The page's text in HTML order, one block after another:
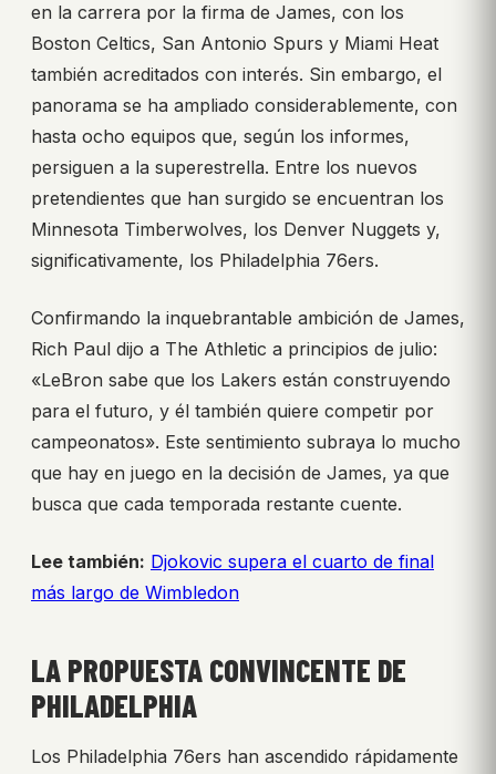
en la carrera por la firma de James, con los
Boston Celtics, San Antonio Spurs y Miami Heat
también acreditados con interés. Sin embargo, el
panorama se ha ampliado considerablemente, con
hasta ocho equipos que, según los informes,
persiguen a la superestrella. Entre los nuevos
pretendientes que han surgido se encuentran los
Minnesota Timberwolves, los Denver Nuggets y,
significativamente, los Philadelphia 76ers.
Confirmando la inquebrantable ambición de James,
Rich Paul dijo a The Athletic a principios de julio:
«LeBron sabe que los Lakers están construyendo
para el futuro, y él también quiere competir por
campeonatos». Este sentimiento subraya lo mucho
que hay en juego en la decisión de James, ya que
busca que cada temporada restante cuente.
Lee también: Djokovic supera el cuarto de final
más largo de Wimbledon
LA PROPUESTA CONVINCENTE DE
PHILADELPHIA
Los Philadelphia 76ers han ascendido rápidamente